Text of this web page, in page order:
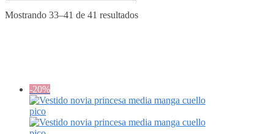
Mostrando 33–41 de 41 resultados
-20%